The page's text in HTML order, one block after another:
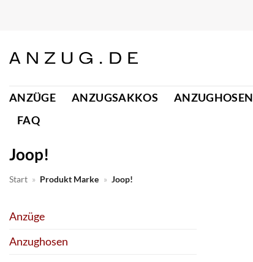
ANZÜGE ANZUGSAKKOS ANZUGHOSEN
FAQ
Joop!
Start » Produkt Marke » Joop!
Anzüge
Anzughosen